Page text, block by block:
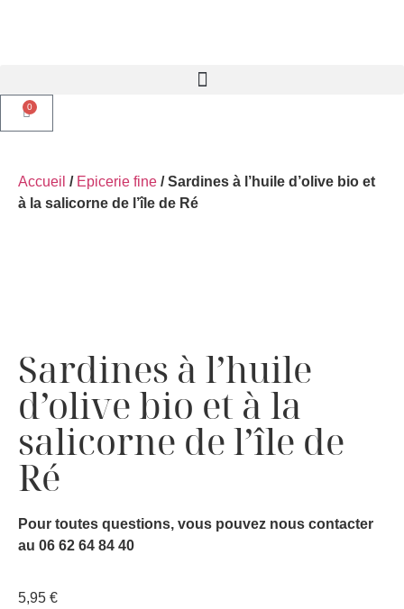
0
Accueil / Epicerie fine / Sardines à l’huile d’olive bio et
à la salicorne de l’île de Ré
Sardines à l’huile
d’olive bio et à la
salicorne de l’île de
Ré
Pour toutes questions, vous pouvez nous contacter
au 06 62 64 84 40
5,95 €